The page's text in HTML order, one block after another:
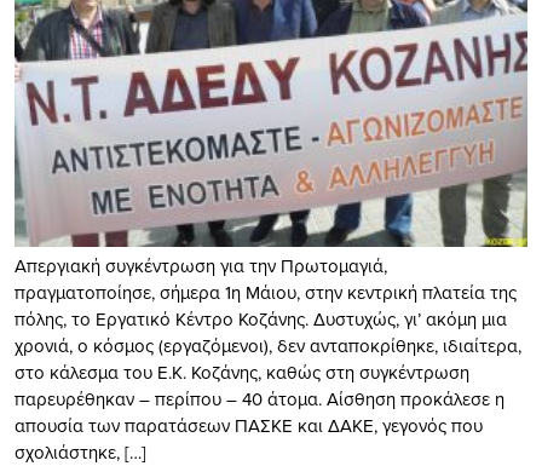
Απεργιακή συγκέντρωση για την Πρωτομαγιά,
πραγματοποίησε, σήμερα 1η Μάιου, στην κεντρική πλατεία της
πόλης, το Εργατικό Κέντρο Κοζάνης. Δυστυχώς, γι’ ακόμη μια
χρονιά, ο κόσμος (εργαζόμενοι), δεν ανταποκρίθηκε, ιδιαίτερα,
στο κάλεσμα του Ε.Κ. Κοζάνης, καθώς στη συγκέντρωση
παρευρέθηκαν – περίπου – 40 άτομα. Αίσθηση προκάλεσε η
απουσία των παρατάσεων ΠΑΣΚΕ και ΔΑΚΕ, γεγονός που
σχολιάστηκε, […]